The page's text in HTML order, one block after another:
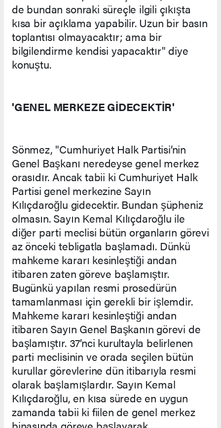
de bundan sonraki süreçle ilgili çıkışta
kısa bir açıklama yapabilir. Uzun bir basın
toplantısı olmayacaktır; ama bir
bilgilendirme kendisi yapacaktır" diye
konuştu.
'GENEL MERKEZE GİDECEKTİR'
Sönmez, "Cumhuriyet Halk Partisi’nin
Genel Başkanı neredeyse genel merkez
orasıdır. Ancak tabii ki Cumhuriyet Halk
Partisi genel merkezine Sayın
Kılıçdaroğlu gidecektir. Bundan şüpheniz
olmasın. Sayın Kemal Kılıçdaroğlu ile
diğer parti meclisi bütün organların görevi
az önceki tebligatla başlamadı. Dünkü
mahkeme kararı kesinleştiği andan
itibaren zaten göreve başlamıştır.
Bugünkü yapılan resmi prosedürün
tamamlanması için gerekli bir işlemdir.
Mahkeme kararı kesinleştiği andan
itibaren Sayın Genel Başkanın görevi de
başlamıştır. 37’nci kurultayla belirlenen
parti meclisinin ve orada seçilen bütün
kurullar görevlerine dün itibarıyla resmi
olarak başlamışlardır. Sayın Kemal
Kılıçdaroğlu, en kısa sürede en uygun
zamanda tabii ki fiilen de genel merkez